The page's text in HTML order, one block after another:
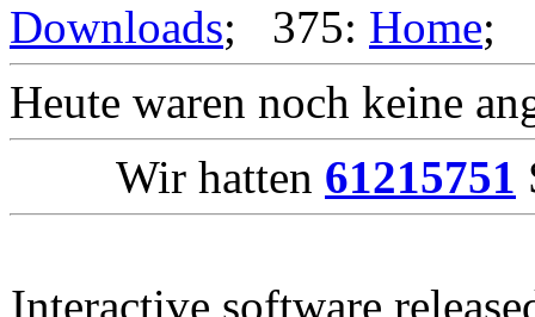
Downloads; 375: Home;
Heute waren noch keine
Wir hatten 61215751
Interactive software